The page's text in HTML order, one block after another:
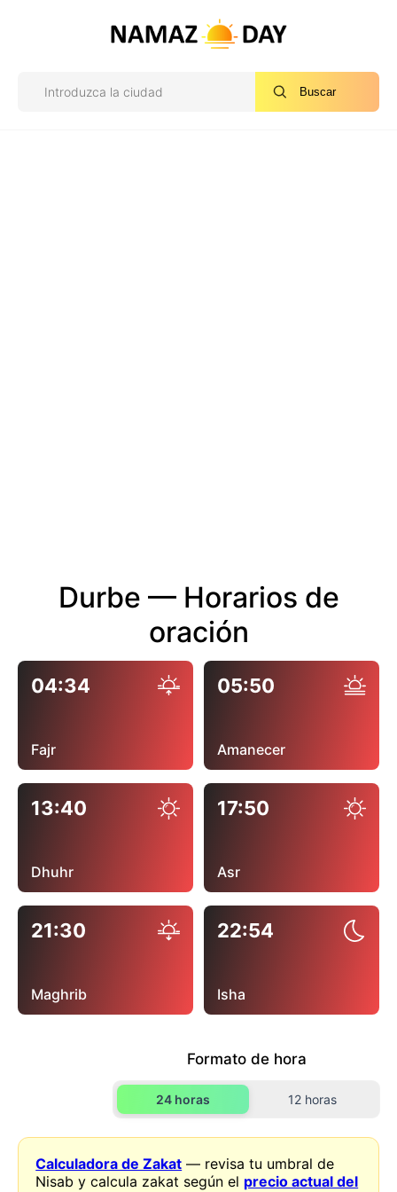
Buscar
Durbe — Horarios de
oración
04:34
Fajr
05:50
Amanecer
13:40
Dhuhr
17:50
Asr
21:30
Maghrib
22:54
Isha
Formato de hora
24 horas 12 horas
Calculadora de Zakat — revisa tu umbral de
Nisab y calcula zakat según el precio actual del